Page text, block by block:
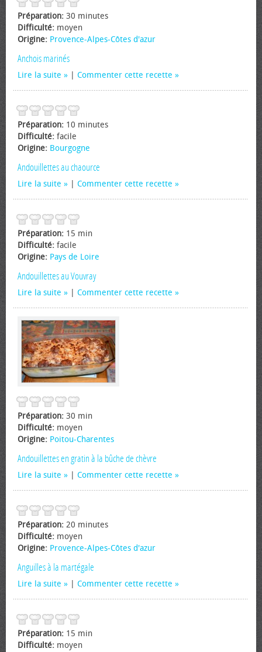
Préparation: 30 minutes
Difficulté: moyen
Origine: Provence-Alpes-Côtes d'azur
Anchois marinés
Lire la suite Commenter cette recette
Préparation: 10 minutes
Difficulté: facile
Origine: Bourgogne
Andouillettes au chaource
Lire la suite Commenter cette recette
Préparation: 15 min
Difficulté: facile
Origine: Pays de Loire
Andouillettes au Vouvray
Lire la suite Commenter cette recette
Préparation: 30 min
Difficulté: moyen
Origine: Poitou-Charentes
Andouillettes en gratin à la bûche de chèvre
Lire la suite Commenter cette recette
Préparation: 20 minutes
Difficulté: moyen
Origine: Provence-Alpes-Côtes d'azur
Anguilles à la martégale
Lire la suite Commenter cette recette
Préparation: 15 min
Difficulté: moyen